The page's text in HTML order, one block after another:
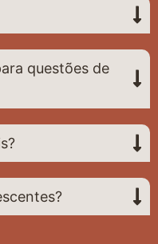
questões de